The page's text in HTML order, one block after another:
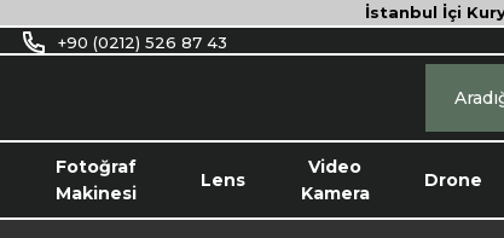
İstanbul İçi
+90 (0212) 526 87 43
Fotoğraf
Makinesi
Lens
Video
Kamera
Drone